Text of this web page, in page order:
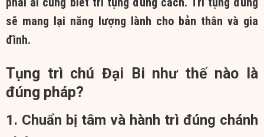
sẽ mang lại năng lượng lành cho bản thân và gia
đình.
Tụng trì chú Đại Bi như thế nào là
đúng pháp?
1. Chuẩn bị tâm và hành trì đúng chánh